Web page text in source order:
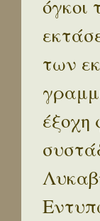
όγκοι
των
έξοχη